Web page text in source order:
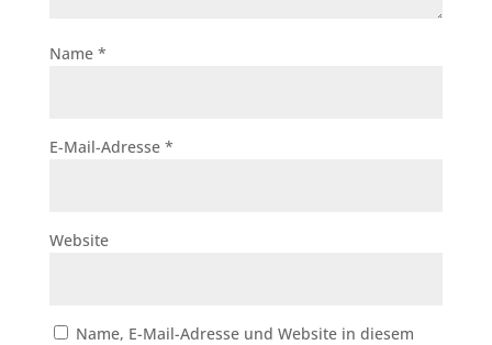
Name *
E-Mail-Adresse *
Website
Name, E-Mail-Adresse und Website in diesem